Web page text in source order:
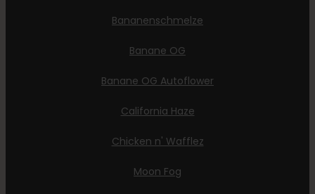
Bananenschmelze
Banane OG
Banane OG Autoflower
California Haze
Chicken n' Wafflez
Moon Fog